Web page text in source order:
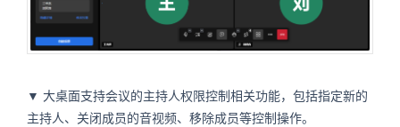
▼ 大桌面支持会议的主持人权限控制相关功能，包括指定新的
主持人、关闭成员的音视频、移除成员等控制操作。